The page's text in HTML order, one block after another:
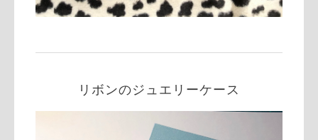
リボンのジュエリーケース